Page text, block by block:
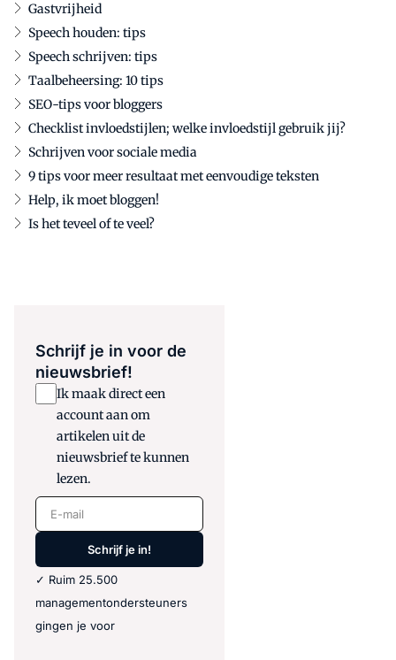
Gastvrijheid
Speech houden: tips
Speech schrijven: tips
Taalbeheersing: 10 tips
SEO-tips voor bloggers
Checklist invloedstijlen; welke invloedstijl gebruik jij?
Schrijven voor sociale media
9 tips voor meer resultaat met eenvoudige teksten
Help, ik moet bloggen!
Is het teveel of te veel?
Schrijf je in voor de
nieuwsbrief!
Ik maak direct een
account aan om
artikelen uit de
nieuwsbrief te kunnen
lezen.
E-mail
Schrijf je in!
✓ Ruim 25.500
managementondersteuners
gingen je voor